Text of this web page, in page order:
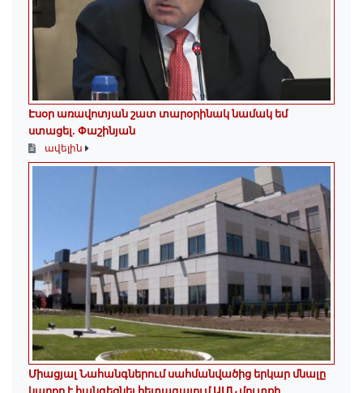
Էսօր առավոտյան շատ տարօրինակ նամակ եմ
ստացել. Փաշինյան
ավելին
Միացյալ Նահանգներում սահմանվածից երկար մնալը